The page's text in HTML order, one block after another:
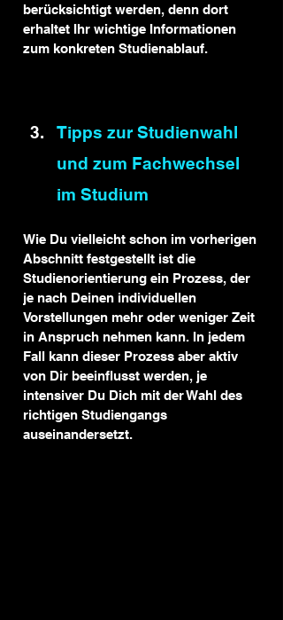
berücksichtigt werden, denn dort
erhaltet Ihr wichtige Informationen
zum konkreten Studienablauf.
Tipps zur Studienwahl
und zum Fachwechsel
im Studium
Wie Du vielleicht schon im vorherigen
Abschnitt festgestellt ist die
Studienorientierung ein Prozess, der
je nach Deinen individuellen
Vorstellungen mehr oder weniger Zeit
in Anspruch nehmen kann. In jedem
Fall kann dieser Prozess aber aktiv
von Dir beeinflusst werden, je
intensiver Du Dich mit der Wahl des
richtigen Studiengangs
auseinandersetzt.